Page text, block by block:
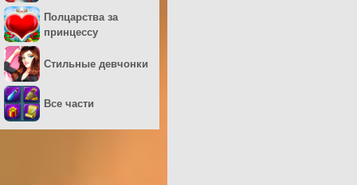
Полцарства за
принцессу
Стильные девчонки
Все части